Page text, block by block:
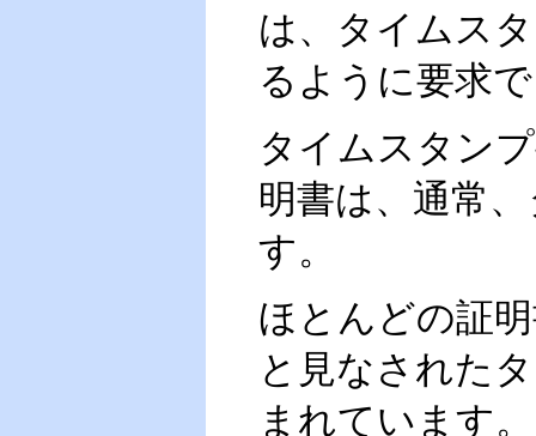
は、タイムス
るように要求
タイムスタン
明書は、通常
す。
ほとんどの証
と見なされた
まれています。